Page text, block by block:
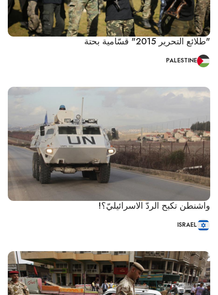
"طلائع التحرير 2015" قسّامية بحتة
PALESTINE
واشنطن تكبح الردّ الاسرائيليّ؟!
ISRAEL